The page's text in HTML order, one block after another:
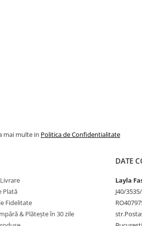
mai multe in Politica de Confidentialitate
Plată
Fidelitate
& Plătește în 30 zile
DATE
Layla
J40/